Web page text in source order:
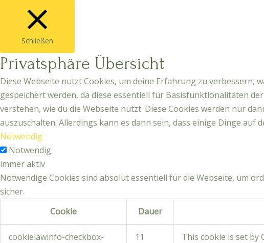
Schließen
Privatsphäre Übersicht
Diese Webseite nutzt Cookies, um deine Erfahrung zu verbessern,
gespeichert werden, da diese essentiell für Basisfunktionalitäten
verstehen, wie du die Webseite nutzt. Diese Cookies werden nur
auszuschalten. Allerdings kann es dann sein, dass einige Dinge
Notwendig
Notwendig
immer aktiv
Notwendige Cookies sind absolut essentiell für die Webseite, um
sicher.
Cookie
Dauer
cookielawinfo-checkbox-
11
This cookie is set by